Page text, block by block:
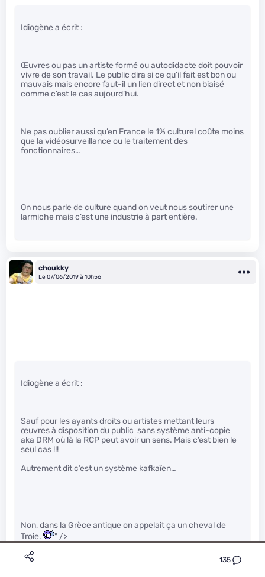
135
Idiogène a écrit :
Œuvres ou pas un artiste formé ou autodidacte doit pouvoir
vivre de son travail. Le public dira si ce qu’il fait est bon ou
mauvais mais encore faut-il un lien direct et non biaisé
comme c’est le cas aujourd’hui.
Ne pas oublier aussi qu’en France le 1% culturel coûte moins
que la vidéosurveillance ou le traitement des
fonctionnaires…
On nous parle de culture quand on veut nous soutirer une
larmiche mais c’est une industrie à part entière.
choukky
Le 07/06/2019 à 10h56
Idiogène a écrit :
Sauf pour les ayants droits ou artistes mettant leurs
œuvres à disposition du public sans système anti-copie
aka DRM où là la RCP peut avoir un sens. Mais c’est bien le
seul cas !!!
Autrement dit c’est un système kafkaïen…
Non, dans la Grèce antique on appelait ça un cheval de
Troie.
" />